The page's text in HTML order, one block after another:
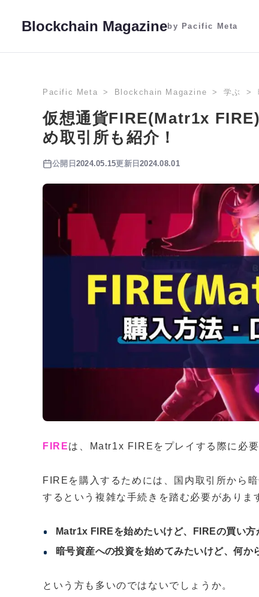
Blockchain Magazineby Pacific Meta
Pacific Meta Blockchain Magazine 学ぶ
仮想通貨FIRE(Matr1x
め取引所も紹介！
公開日 2024.05.15更新日2024.08.01
FIREは、Matr1x FIREをプレイする際に必要
FIREを購入するためには、国内取引所から
するという複雑な手続きを踏む必要がありま
Matr1x FIREを始めたいけど、FIREの買い
暗号資産への投資を始めてみたいけど、何
という方も多いのではないでしょうか。